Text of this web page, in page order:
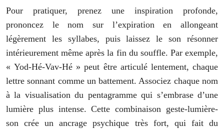
Pour pratiquer, prenez une inspiration profonde,
prononcez le nom sur l’expiration en allongeant
légèrement les syllabes, puis laissez le son résonner
intérieurement même après la fin du souffle. Par exemple,
« Yod-Hé-Vav-Hé » peut être articulé lentement, chaque
lettre sonnant comme un battement. Associez chaque nom
à la visualisation du pentagramme qui s’embrase d’une
lumière plus intense. Cette combinaison geste-lumière-
son crée un ancrage psychique très fort, qui fait du